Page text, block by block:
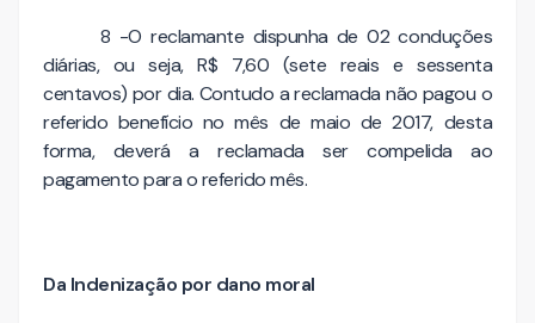
8 -O reclamante dispunha de 02 conduções
diárias, ou seja, R$ 7,60 (sete reais e sessenta
centavos) por dia. Contudo a reclamada não pagou o
referido benefício no mês de maio de 2017, desta
forma, deverá a reclamada ser compelida ao
pagamento para o referido mês.
Da Indenização por dano moral